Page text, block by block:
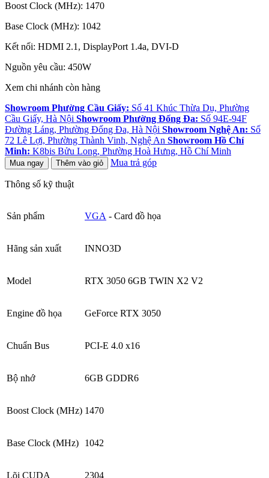
Boost Clock (MHz): 1470
Base Clock (MHz): 1042
Kết nối: HDMI 2.1, DisplayPort 1.4a, DVI-D
Nguồn yêu cầu: 450W
Xem chi nhánh còn hàng
Showroom Phường Cầu Giấy: Số 41 Khúc Thừa Dụ, Phường
Cầu Giấy, Hà Nội Showroom Phường Đống Đa: Số 94E-94F
Đường Láng, Phường Đống Đa, Hà Nội Showroom Nghệ An: Số
72 Lê Lợi, Phường Thành Vinh, Nghệ An Showroom Hồ Chí
Minh: K8bis Bửu Long, Phường Hoà Hưng, Hồ Chí Minh
Mua ngay Thêm vào giỏ Mua trả góp
Thông số kỹ thuật
Sản phẩm VGA - Card đồ họa
Hãng sản xuất INNO3D
Model RTX 3050 6GB TWIN X2 V2
Engine đồ họa GeForce RTX 3050
Chuẩn Bus PCI-E 4.0 x16
Bộ nhớ 6GB GDDR6
Boost Clock (MHz) 1470
Base Clock (MHz) 1042
Lõi CUDA 2304